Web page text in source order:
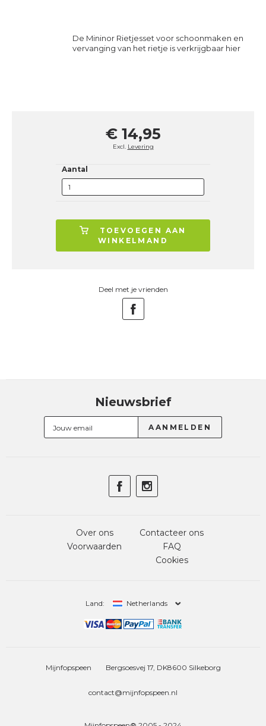
De Mininor Rietjesset voor schoonmaken en
vervanging van het rietje is verkrijgbaar hier
€ 14,95
Excl. Levering
Aantal
TOEVOEGEN AAN
WINKELMAND
Deel met je vrienden
Nieuwsbrief
Over ons
Voorwaarden
Contacteer ons
FAQ
Cookies
Land: Netherlands
Mijnfopspeen Bergsoesvej 17, DK8600 Silkeborg
contact@mijnfopspeen.nl